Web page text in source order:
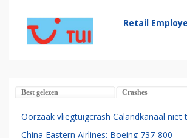
Retail
Best gelezen Crashes
Oorzaak vliegtuigcrash Calandkanaal niet
China Eastern Airlines: Boeing 737-800